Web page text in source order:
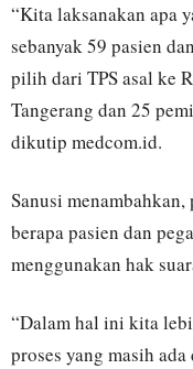
“Kita laksanakan apa
sebanyak 59 pasien
pilih dari TPS asal ke
Tangerang dan 25
dikutip medcom.id.
Sanusi
berapa pasien dan
menggunakan hak
“Dalam hal ini kita
proses yang masih